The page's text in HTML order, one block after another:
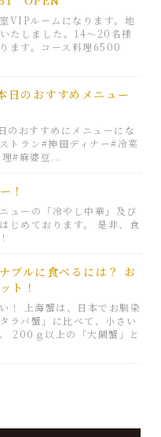
VIPルームになります。地
たしました。14～20名様
ます。コース料理6500
日のおすすめメニュー
のおすすめにメニューにな
トラン#神田ディナー#冷菜
#麻婆豆...
！
ューの「冷やし中華」及び
じめております。 是非、食
ブルに食べるには？ お
ト！
！ 上海蟹は、日本でお馴染
ラバ蟹」に比べて、小さい
200ｇ以上の「大閘蟹」と